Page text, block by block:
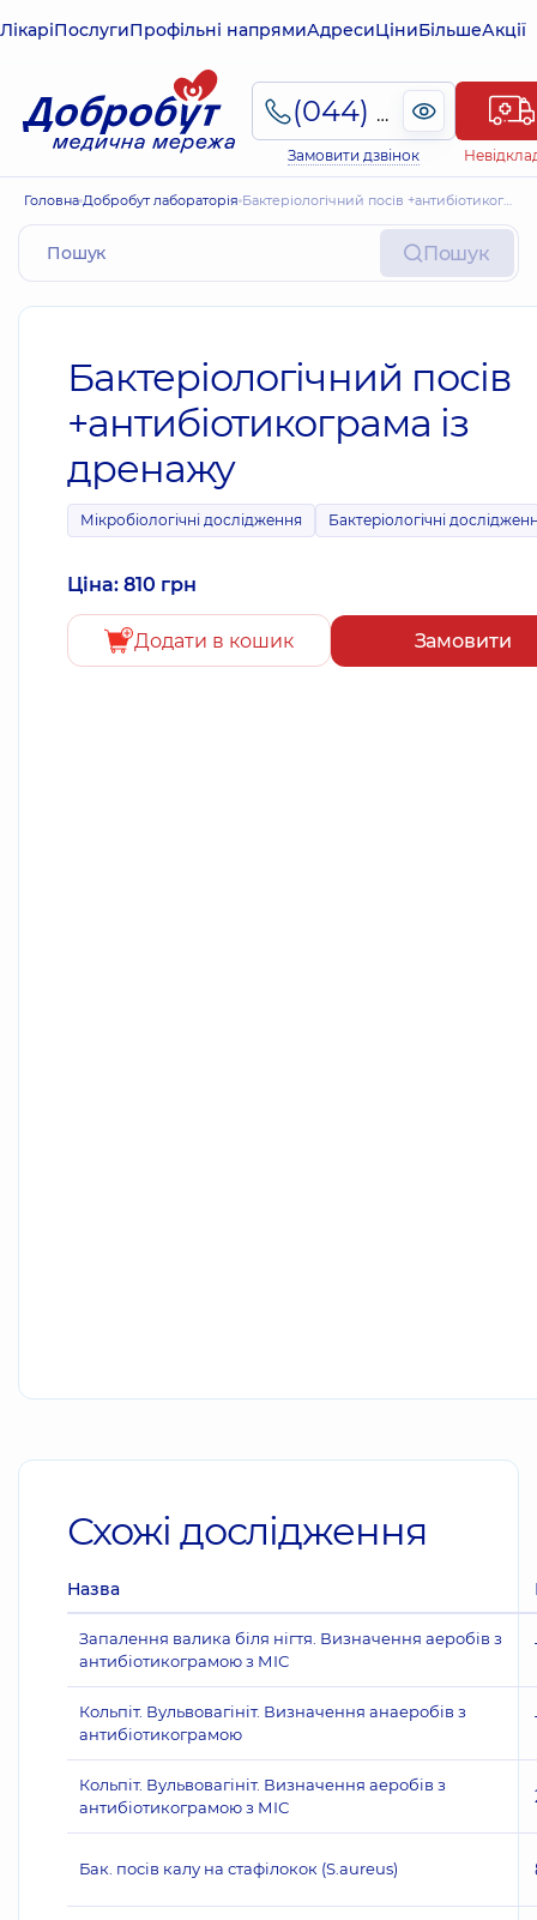
ЛікаріПослугиПрофільні напрямиАдресиЦіниБільшеАкції
(044) 495-2-888
Замовити дзвінок
Головна Добробут лабораторія Бактеріологічний посів +антибіотикограма із дренажу
Пошук
Бактеріологічний посів
+антибіотикограма із
дренажу
Мікробіологічні дослідження Бактеріологічні
Ціна: 810 грн
Додати в кошик Замовити
Схожі дослідження
Назва
Запалення валика біля нігтя. Визначення аеробів з
антибіотикограмою з МІС
Кольпіт. Вульвовагініт. Визначення анаеробів з
антибіотикограмою
Кольпіт. Вульвовагініт. Визначення аеробів з
антибіотикограмою з МІС
Бак. посів калу на стафілокок (S.aureus)